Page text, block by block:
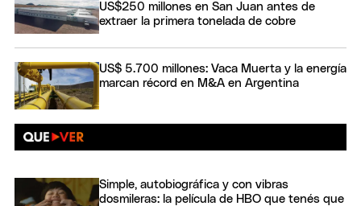
US$250 millones en San Juan antes de
extraer la primera tonelada de cobre
US$ 5.700 millones: Vaca Muerta y la energía
marcan récord en M&A en Argentina
Simple, autobiográfica y con vibras
dosmileras: la película de HBO que tenés que